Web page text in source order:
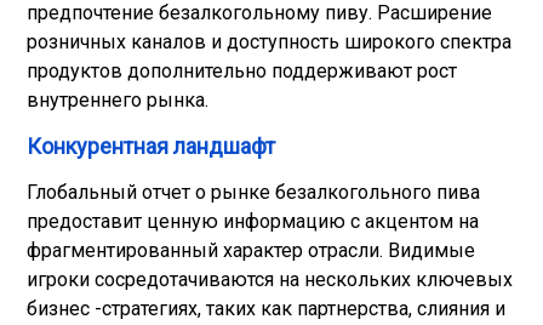
предпочтение безалкогольному пиву. Расширение
розничных каналов и доступность широкого спектра
продуктов дополнительно поддерживают рост
внутреннего рынка.
Конкурентная ландшафт
Глобальный отчет о рынке безалкогольного пива
предоставит ценную информацию с акцентом на
фрагментированный характер отрасли. Видимые
игроки сосредотачиваются на нескольких ключевых
бизнес -стратегиях, таких как партнерства, слияния и